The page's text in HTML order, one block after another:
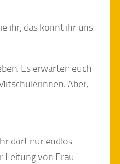
ihr, das könnt ihr uns
Es erwarten euch
Aber,
dort nur endlos
Leitung von Frau